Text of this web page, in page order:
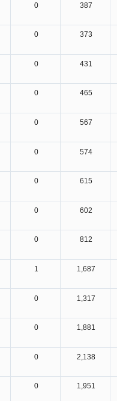
0 387
0 373
0 431
0 465
0 567
0 574
0 615
0 602
0 812
1 1,687
0 1,317
0 1,881
0 2,138
0 1,951